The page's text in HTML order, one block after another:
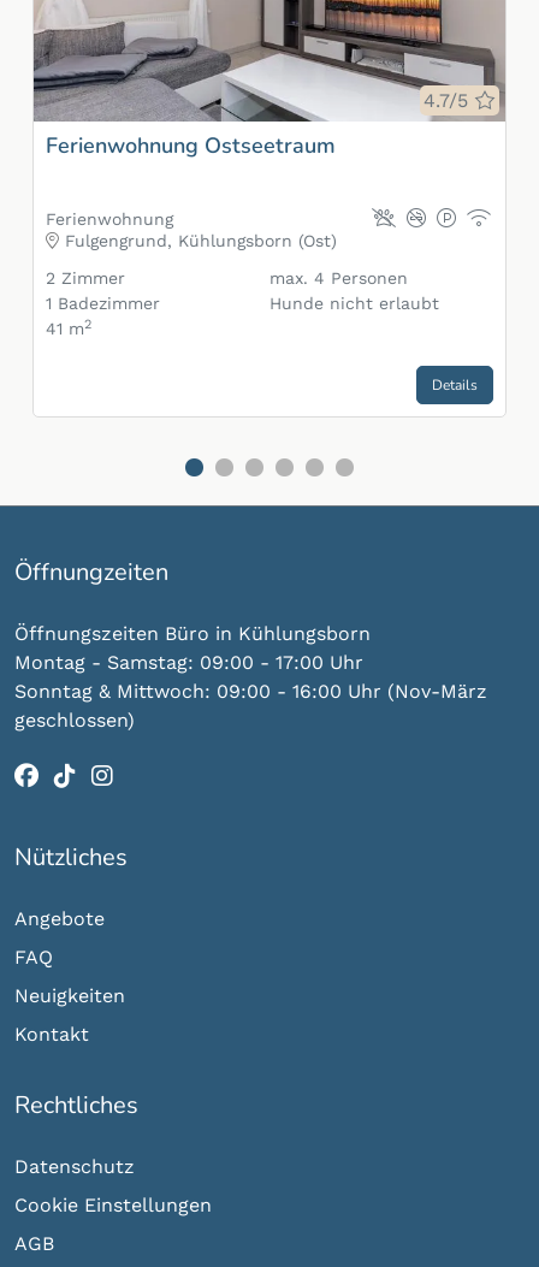
4.7/5
Ferienwohnung Ostseetraum
Ferienwohnung
Fulgengrund, Kühlungsborn (Ost)
2 Zimmer
1 Badezimmer
41 m2
max. 4 Personen
Hunde nicht erlaubt
Details
Gehe zu Slide 1
Gehe zu Slide 2
Gehe zu Slide 3
Gehe zu Slide 4
Gehe zu Slide 5
Gehe zu Slide 6
Öffnungzeiten
Öffnungszeiten Büro in Kühlungsborn
Montag - Samstag: 09:00 - 17:00 Uhr
Sonntag & Mittwoch: 09:00 - 16:00 Uhr (Nov-März
geschlossen)
Facebook
(öffnet im neuen Tab)
TikTok
(öffnet im neuen Tab)
Instagram
(öffnet im neuen Tab)
Nützliches
Angebote
FAQ
Neuigkeiten
Kontakt
Rechtliches
Datenschutz
Cookie Einstellungen
AGB